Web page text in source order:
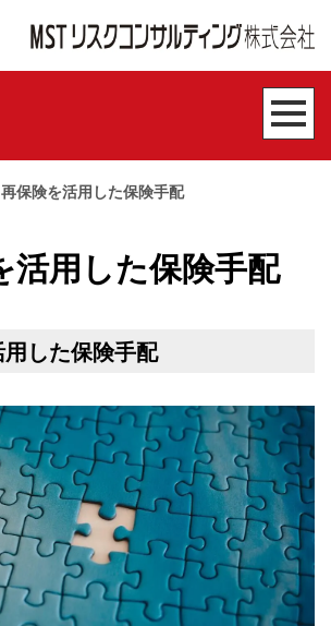
再保険を活用した保険手配
活用した保険手配
した保険手配